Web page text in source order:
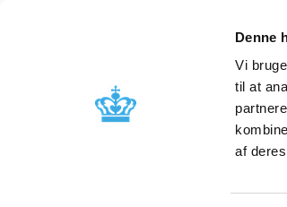
Denne
Vi
til at
af
Godkendelse og